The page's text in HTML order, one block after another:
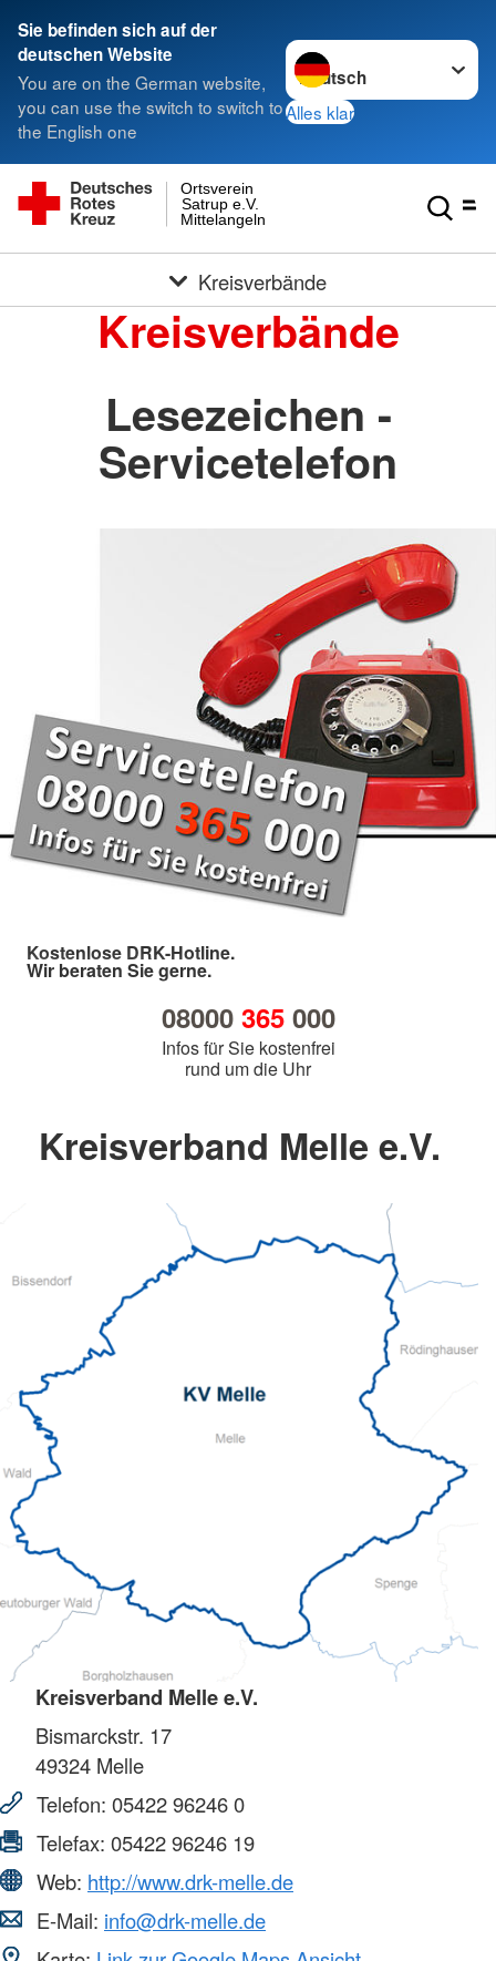
Sie befinden sich auf der
deutschen Website
You are on the German website,
you can use the switch to switch to
the English one
Sprache wechseln zu
Alles klar
Mittelangeln
Satrup e.V.
Ortsverein
Kreisverbände
Kreisverbände
Lesezeichen -
Servicetelefon
Kostenlose DRK-Hotline.
Wir beraten Sie gerne.
08000 365000
Infos für Sie kostenfrei
rund um die Uhr
Kreisverband Melle e.V.
Kreisverband Melle e.V.
Bismarckstr. 17
49324 Melle
Telefon: 05422 96246 0
Telefax: 05422 96246 19
Web: http://www.drk-melle.de
E-Mail: info@drk-melle.de